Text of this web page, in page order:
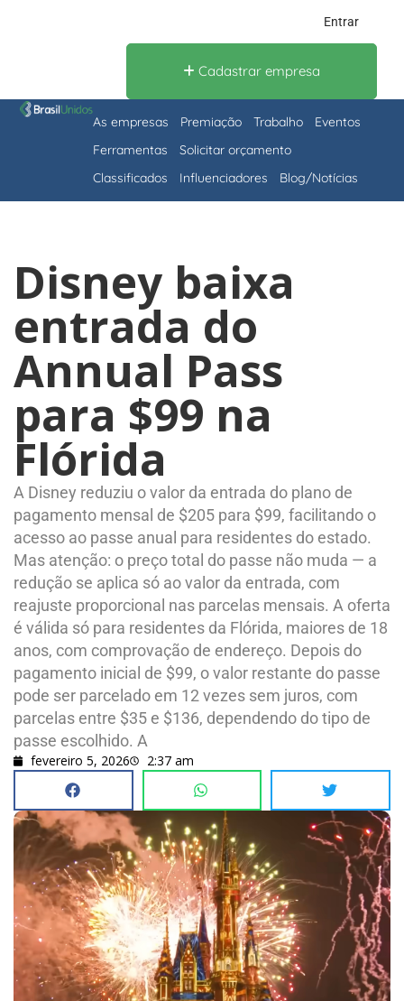
Entrar
Cadastrar empresa
As empresas Premiação Trabalho
Eventos
Ferramentas
Solicitar orçamento
Classificados
Influenciadores Blog/Notícias
Disney baixa
entrada do
Annual Pass
para $99 na
Flórida
A Disney reduziu o valor da entrada do plano de
pagamento mensal de $205 para $99, facilitando o
acesso ao passe anual para residentes do estado.
Mas atenção: o preço total do passe não muda — a
redução se aplica só ao valor da entrada, com
reajuste proporcional nas parcelas mensais. A oferta
é válida só para residentes da Flórida, maiores de 18
anos, com comprovação de endereço. Depois do
pagamento inicial de $99, o valor restante do passe
pode ser parcelado em 12 vezes sem juros, com
parcelas entre $35 e $136, dependendo do tipo de
passe escolhido. A
fevereiro 5, 2026 2:37 am